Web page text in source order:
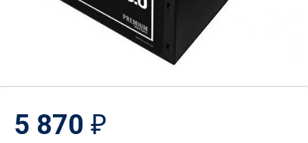
5 870 ₽